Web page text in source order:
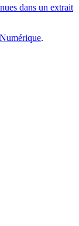
dans un extrait
.